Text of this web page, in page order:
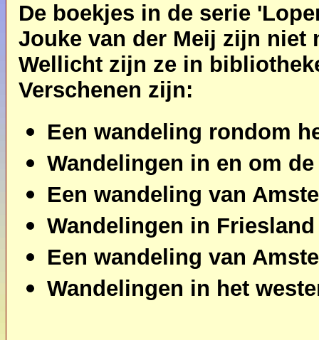
De boekjes in de serie
Jouke van der Meij zijn niet
Wellicht zijn ze in
Verschenen zijn:
Een wandeling rondom
Wandelingen in en om
Een wandeling van
Wandelingen in Friesland
Een wandeling van
Wandelingen in het